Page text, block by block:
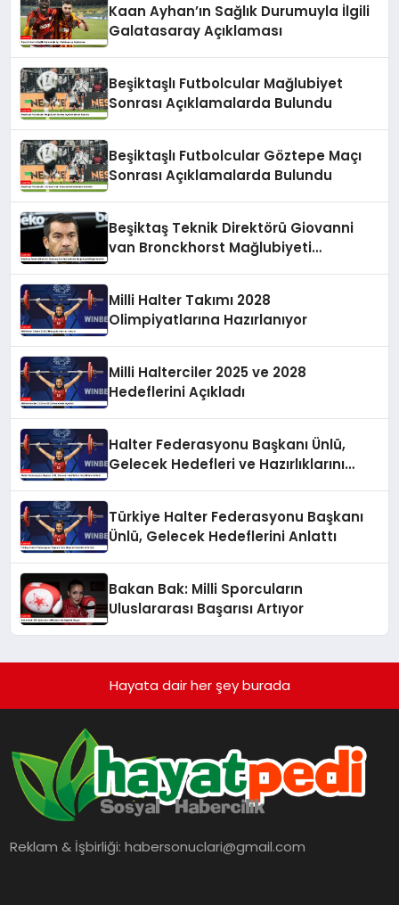
Kaan Ayhan’ın Sağlık Durumuyla İlgili
Galatasaray Açıklaması
Beşiktaşlı Futbolcular Mağlubiyet
Sonrası Açıklamalarda Bulundu
Beşiktaşlı Futbolcular Göztepe Maçı
Sonrası Açıklamalarda Bulundu
Beşiktaş Teknik Direktörü Giovanni
van Bronckhorst Mağlubiyeti
Milli Halter Takımı 2028
Olimpiyatlarına Hazırlanıyor
Milli Halterciler 2025 ve 2028
Hedeflerini Açıkladı
Halter Federasyonu Başkanı Ünlü,
Gelecek Hedefleri ve Hazırlıklarını
Türkiye Halter Federasyonu Başkanı
Ünlü, Gelecek Hedeflerini Anlattı
Bakan Bak: Milli Sporcuların
Uluslararası Başarısı Artıyor
Hayata dair her şey burada
Reklam & İşbirliği:habersonuclari@gmail.com